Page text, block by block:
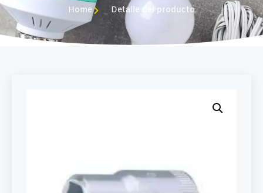
Home Detalle del producto